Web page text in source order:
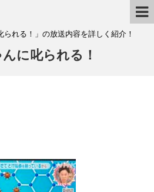
れる！」の放送内容を詳しく紹介！
に叱られる！